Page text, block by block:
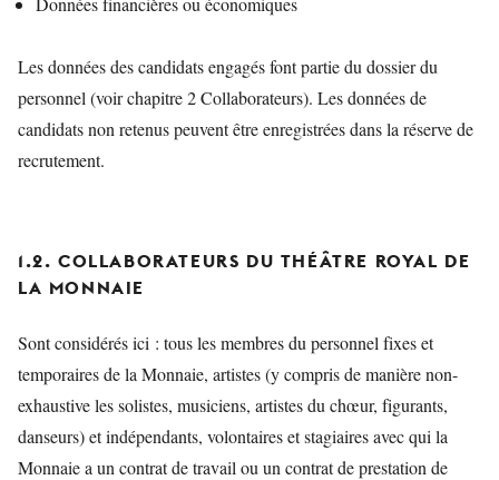
Les données des candidats engagés font partie du dossier du
personnel (voir chapitre 2 Collaborateurs). Les données de
candidats non retenus peuvent être enregistrées dans la réserve de
recrutement.
1.2. COLLABORATEURS DU THÉÂTRE ROYAL DE
LA MONNAIE
Sont considérés ici : tous les membres du personnel fixes et
temporaires de la Monnaie, artistes (y compris de manière non-
exhaustive les solistes, musiciens, artistes du chœur, figurants,
danseurs) et indépendants, volontaires et stagiaires avec qui la
Monnaie a un contrat de travail ou un contrat de prestation de